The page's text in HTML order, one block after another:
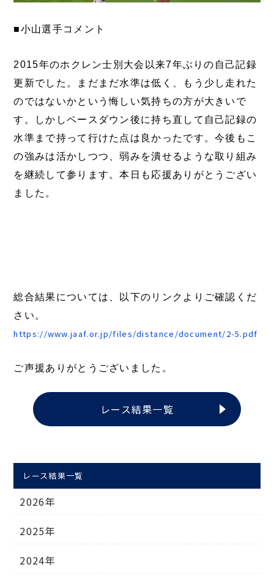
■小山選手コメント
2015年のホクレン士別大会以来7年ぶりの自己記録
更新でした。まだまだ水準は低く、もう少し走れた
のではないかという悔しい気持ちの方が大きいで
す。しかしペースダウン後に持ち直して自己記録の
水準まで持って行けた点は良かったです。今後もこ
の強みは活かしつつ、弱みを潰せるような取り組み
を継続して参ります。本日も応援ありがとうござい
ました。
総合結果については、以下のリンクよりご確認くだ
さい。
https://www.jaaf.or.jp/files/distance/document/2-5.pdf
ご声援ありがとうございました。
レース結果一覧
レース結果一覧
2026年
2025年
2024年